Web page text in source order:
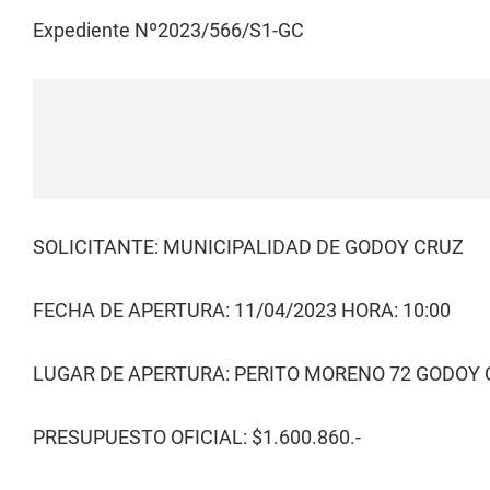
Expediente Nº2023/566/S1-GC
SOLICITANTE: MUNICIPALIDAD DE GODOY CRUZ
FECHA DE APERTURA: 11/04/2023 HORA: 10:00
LUGAR DE APERTURA: PERITO MORENO 72 GODOY
PRESUPUESTO OFICIAL: $1.600.860.-